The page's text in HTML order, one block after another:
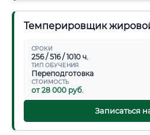
Темперировщик
СРОКИ
256 / 516 / 1010 ч.
ТИП ОБУЧЕНИЯ
Переподготовка
СТОИМОСТЬ
от 28 000 руб.
Записаться